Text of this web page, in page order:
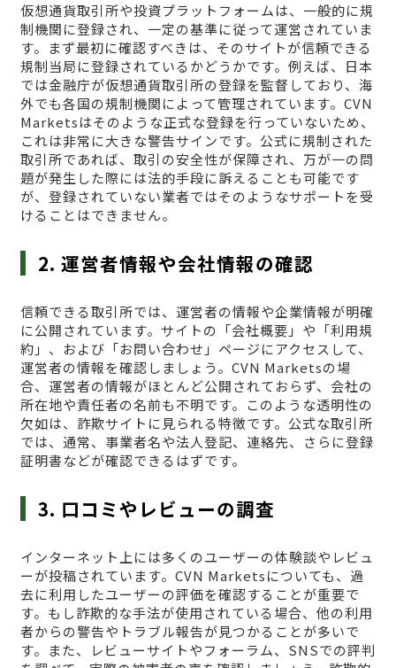
仮想通貨取引所や投資プラットフォームは、一般的に規
制機関に登録され、一定の基準に従って運営されていま
す。まず最初に確認すべきは、そのサイトが信頼できる
規制当局に登録されているかどうかです。例えば、日本
では金融庁が仮想通貨取引所の登録を監督しており、海
外でも各国の規制機関によって管理されています。CVN
Marketsはそのような正式な登録を行っていないため、
これは非常に大きな警告サインです。公式に規制された
取引所であれば、取引の安全性が保障され、万が一の問
題が発生した際には法的手段に訴えることも可能です
が、登録されていない業者ではそのようなサポートを受
けることはできません。
2. 運営者情報や会社情報の確認
信頼できる取引所では、運営者の情報や企業情報が明確
に公開されています。サイトの「会社概要」や「利用規
約」、および「お問い合わせ」ページにアクセスして、
運営者の情報を確認しましょう。CVN Marketsの場
合、運営者の情報がほとんど公開されておらず、会社の
所在地や責任者の名前も不明です。このような透明性の
欠如は、詐欺サイトに見られる特徴です。公式な取引所
では、通常、事業者名や法人登記、連絡先、さらに登録
証明書などが確認できるはずです。
3. 口コミやレビューの調査
インターネット上には多くのユーザーの体験談やレビュ
ーが投稿されています。CVN Marketsについても、過
去に利用したユーザーの評価を確認することが重要で
す。もし詐欺的な手法が使用されている場合、他の利用
者からの警告やトラブル報告が見つかることが多いで
す。また、レビューサイトやフォーラム、SNSでの評判